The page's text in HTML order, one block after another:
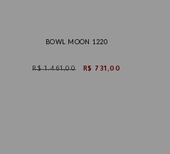
BOWL MOON 1220
R$ 1.461,00 R$ 731,00